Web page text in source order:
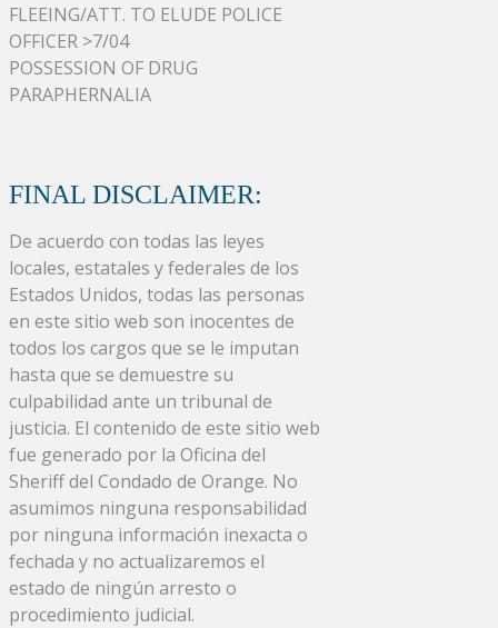
FLEEING/ATT. TO ELUDE POLICE
OFFICER >7/04
POSSESSION OF DRUG
PARAPHERNALIA
FINAL DISCLAIMER:
De acuerdo con todas las leyes
locales, estatales y federales de los
Estados Unidos, todas las personas
en este sitio web son inocentes de
todos los cargos que se le imputan
hasta que se demuestre su
culpabilidad ante un tribunal de
justicia. El contenido de este sitio web
fue generado por la Oficina del
Sheriff del Condado de Orange. No
asumimos ninguna responsabilidad
por ninguna información inexacta o
fechada y no actualizaremos el
estado de ningún arresto o
procedimiento judicial.